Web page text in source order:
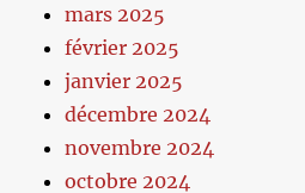
mars 2025
février 2025
janvier 2025
décembre 2024
novembre 2024
octobre 2024